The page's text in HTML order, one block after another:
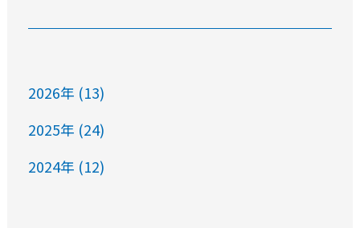
2026年 (13)
2025年 (24)
2024年 (12)